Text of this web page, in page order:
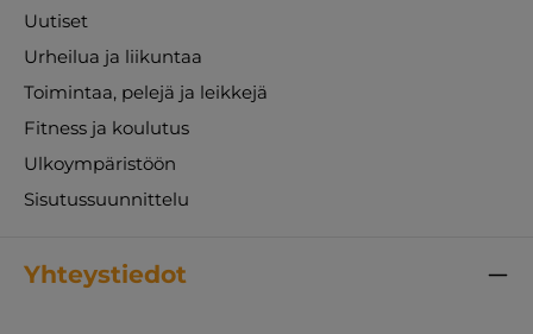
Uutiset
Urheilua ja liikuntaa
Toimintaa, pelejä ja leikkejä
Fitness ja koulutus
Ulkoympäristöön
Sisutussuunnittelu
Yhteystiedot